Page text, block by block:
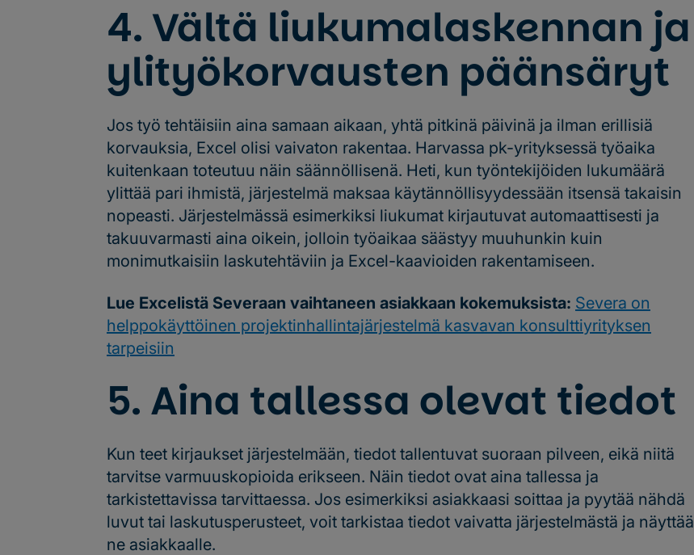
4. Vältä liukumalaskennan ja
ylityökorvausten päänsäryt
Jos työ tehtäisiin aina samaan aikaan, yhtä pitkinä päivinä ja ilman erillisiä
korvauksia, Excel olisi vaivaton rakentaa. Harvassa pk-yrityksessä työaika
kuitenkaan toteutuu näin säännöllisenä. Heti, kun työntekijöiden lukumäärä
ylittää pari ihmistä, järjestelmä maksaa käytännöllisyydessään itsensä takaisin
nopeasti. Järjestelmässä esimerkiksi liukumat kirjautuvat automaattisesti ja
takuuvarmasti aina oikein, jolloin työaikaa säästyy muuhunkin kuin
monimutkaisiin laskutehtäviin ja Excel-kaavioiden rakentamiseen.
Lue Excelistä Severaan vaihtaneen asiakkaan kokemuksista: Severa on
helppokäyttöinen projektinhallintajärjestelmä kasvavan konsulttiyrityksen
tarpeisiin
5. Aina tallessa olevat tiedot
Kun teet kirjaukset järjestelmään, tiedot tallentuvat suoraan pilveen, eikä niitä
tarvitse varmuuskopioida erikseen. Näin tiedot ovat aina tallessa ja
tarkistettavissa tarvittaessa. Jos esimerkiksi asiakkaasi soittaa ja pyytää nähdä
luvut tai laskutusperusteet, voit tarkistaa tiedot vaivatta järjestelmästä ja näyttää
ne asiakkaalle.